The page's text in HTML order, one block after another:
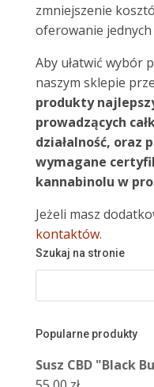
zmniejszenie
oferowanie
Aby ułatwić wybór
naszym sklepie
produkty
prowadzących
działalność, oraz
wymagane
kannabinolu w
Jeżeli masz
kontaktów.
Szukaj na stronie
Popularne produkty
Susz CBD "Black